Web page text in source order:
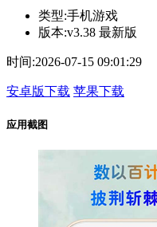
类型:手机游戏
版本:v3.38 最新版
时间:2026-07-15 09:01:29
安卓版下载 苹果下载
应用截图